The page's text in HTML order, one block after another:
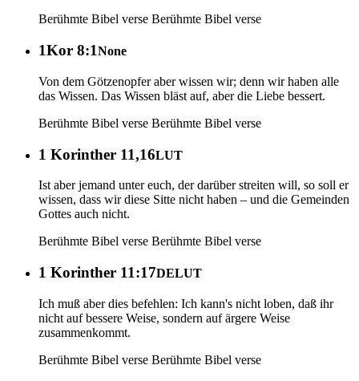
Berühmte Bibel verse Berühmte Bibel verse
1Kor 8:1None
Von dem Götzenopfer aber wissen wir; denn wir haben alle
das Wissen. Das Wissen bläst auf, aber die Liebe bessert.
Berühmte Bibel verse Berühmte Bibel verse
1 Korinther 11,16LUT
Ist aber jemand unter euch, der darüber streiten will, so soll er
wissen, dass wir diese Sitte nicht haben – und die Gemeinden
Gottes auch nicht.
Berühmte Bibel verse Berühmte Bibel verse
1 Korinther 11:17DELUT
Ich muß aber dies befehlen: Ich kann's nicht loben, daß ihr
nicht auf bessere Weise, sondern auf ärgere Weise
zusammenkommt.
Berühmte Bibel verse Berühmte Bibel verse